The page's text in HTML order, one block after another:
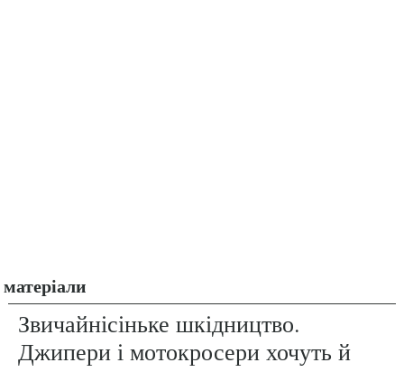
матеріали
Звичайнісіньке шкідництво.
Джипери і мотокросери хочуть й